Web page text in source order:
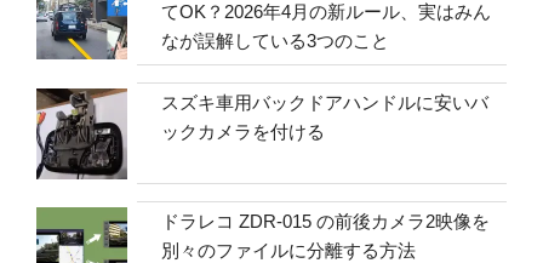
てOK？2026年4月の新ルール、実はみん
なが誤解している3つのこと
スズキ車用バックドアハンドルに安いバ
ックカメラを付ける
ドラレコ ZDR-015 の前後カメラ2映像を
別々のファイルに分離する方法